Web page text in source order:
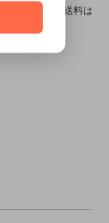
重量によって送料は